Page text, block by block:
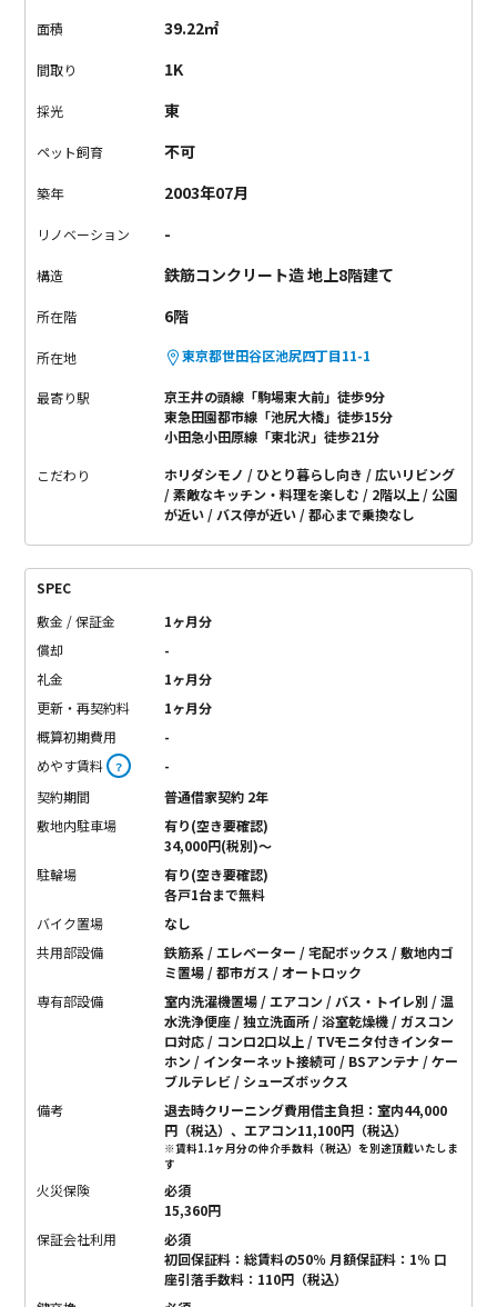
面積 39.22㎡
間取り 1K
採光 東
ペット飼育 不可
築年 2003年07月
リノベーション -
構造 鉄筋コンクリート造 地上8階建て
所在階 6階
所在地 東京都世田谷区池尻四丁目11-1
最寄り駅
京王井の頭線「駒場東大前」徒歩9分
東急田園都市線「池尻大橋」徒歩15分
小田急小田原線「東北沢」徒歩21分
こだわり ホリダシモノ ひとり暮らし向き
広いリビング
素敵なキッチン・料理を楽しむ
2階以上
公園
が近い
バス停が近い 都心まで乗換なし
SPEC
敷金 / 保証金
1ヶ月分
償却
-
礼金
1ヶ月分
更新・再契約料
1ヶ月分
概算初期費用
-
めやす賃料 ？
-
契約期間
普通借家契約 2年
敷地内駐車場
有り(空き要確認)
34,000円(税別)〜
駐輪場
有り(空き要確認)
各戸1台まで無料
バイク置場
なし
共用部設備
鉄筋系 / エレベーター / 宅配ボックス / 敷地内ゴ
ミ置場 / 都市ガス / オートロック
専有部設備
室内洗濯機置場 / エアコン / バス・トイレ別 / 温
水洗浄便座 / 独立洗面所 / 浴室乾燥機 / ガスコン
ロ対応 / コンロ2口以上 / TVモニタ付きインター
ホン / インターネット接続可 / BSアンテナ / ケー
ブルテレビ / シューズボックス
備考
退去時クリーニング費用借主負担：室内44,000
円（税込）、エアコン11,100円（税込）
※賃料1.1ヶ月分の仲介手数料（税込）を別途頂戴いたしま
す
火災保険
必須
15,360円
保証会社利用
必須
初回保証料：総賃料の50％ 月額保証料：1％ 口
座引落手数料：110円（税込）